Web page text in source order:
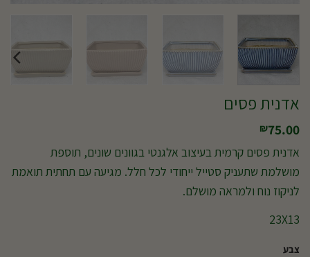
אדנית פסים
₪75.00
אדנית פסים קרמית בעיצוב אלגנטי בגוונים שונים, תוספת
מושלמת שתעניק סטייל ייחודי לכל חלל. מגיעה עם תחתית תואמת
לניקוז נוח ולמראה מושלם.
23X13
צבע